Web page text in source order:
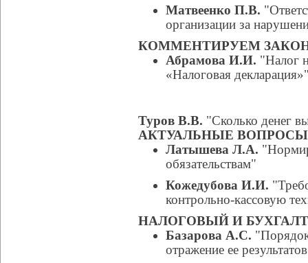
Матвеенко П.В.
организации за
КОММЕНТИРУЕМ
Абрамова И.И. "Налог
«Налоговая
Туров В.В. "Сколько денег
АКТУАЛЬНЫЕ
Латышева Л.А.
обязательствам"
Кожедубова И.И.
контрольно-кассoвую
НАЛОГОВЫЙ И
Базарова А.С.
отражение ее